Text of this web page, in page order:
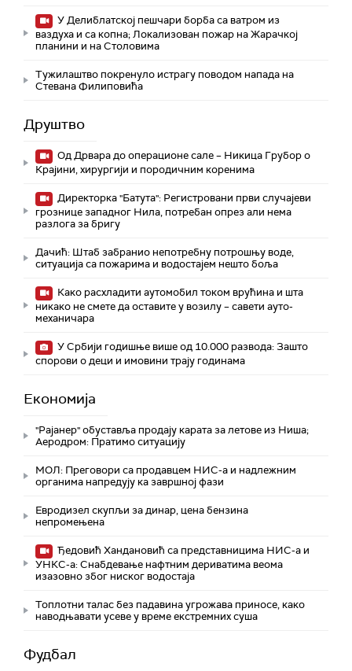
У Делиблатској пешчари борба са ватром из
ваздуха и са копна; Локализован пожар на Жарачкој
планини и на Столовима
Тужилаштво покренуло истрагу поводом напада на
Стевана Филиповића
Друштво
Од Дрвара до операционе сале – Никица Грубор о
Крајини, хирургији и породичним коренима
Директорка "Батута": Регистровани први случајеви
грознице западног Нила, потребан опрез али нема
разлога за бригу
Дачић: Штаб забранио непотребну потрошњу воде,
ситуација са пожарима и водостајем нешто боља
Како расхладити аутомобил током врућина и шта
никако не смете да оставите у возилу – савети ауто-
механичара
У Србији годишње више од 10.000 развода: Зашто
спорови о деци и имовини трају годинама
Економија
"Рајанер" обуставља продају карата за летове из Ниша;
Аеродром: Пратимо ситуацију
МОЛ: Преговори са продавцем НИС-а и надлежним
органима напредују ка завршној фази
Евродизел скупљи за динар, цена бензина
непромењена
Ђедовић Хандановић са представницима НИС-а и
УНКС-а: Снабдевање нафтним дериватима веома
изазовно због ниског водостаја
Топлотни талас без падавина угрожава приносе, како
наводњавати усеве у време екстремних суша
Фудбал